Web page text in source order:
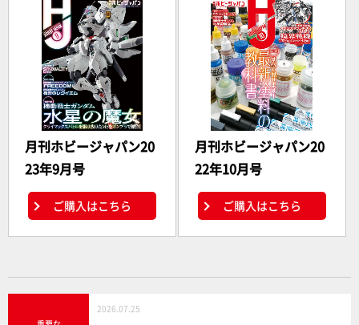
月刊ホビージャパン20
23年9月号
ご購入はこちら
月刊ホビージャパン20
22年10月号
ご購入はこちら
2026.07.25